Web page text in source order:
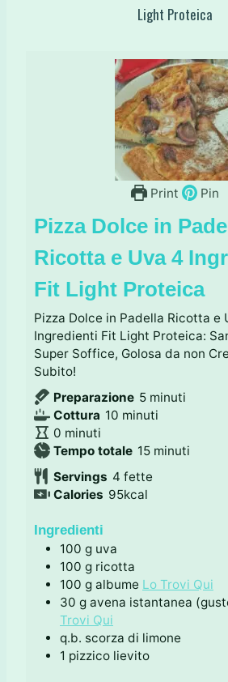
Light Proteica
Print Pin
Pizza Dolce in
Ricotta e Uva 4
Fit Light Proteica
Pizza Dolce in Padella Ricotta e
Ingredienti Fit Light Proteica:
Super Soffice, Golosa da non
Subito!
Preparazione 5m
i
u
i
minuti
Cottura 10m
n
t
i
minuti
0m
i
u
t
minuti
Tempo totale 15m
n
minuti
Servings 4 fette
Calories 95kcal
Ingredienti
100 g uva
100 g ricotta
100 g albume Lo Trovi Qui
30 g avena istantanea
Trovi Qui
q.b. scorza di limone
1 pizzico lievito